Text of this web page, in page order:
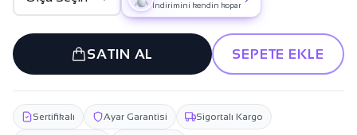
İndirimini kendin kopar
SATIN AL SEPETE EKLE
Sertifikalı Ayar Garantisi Sigortalı Kargo